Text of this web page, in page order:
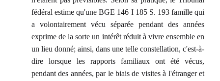
fédéral estime qu'une BGE 146 I 185 S. 193 famille qui
a volontairement vécu séparée pendant des années
exprime de la sorte un intérêt réduit à vivre ensemble en
un lieu donné; ainsi, dans une telle constellation, c'est-à-
dire lorsque les rapports familiaux ont été vécus,
pendant des années, par le biais de visites à l'étranger et